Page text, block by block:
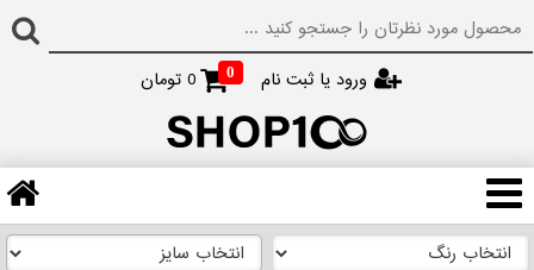
ورود یا ثبت نام 0
0 تومان